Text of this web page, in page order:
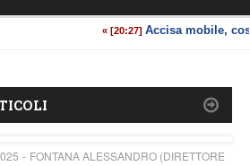
FONTANA ALESSANDRO (DIRETTORE